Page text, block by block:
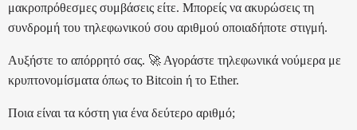
μακροπρόθεσμες συμβάσεις είτε. Μπορείς να ακυρώσεις τη
συνδρομή του τηλεφωνικού σου αριθμού οποιαδήποτε στιγμή.
Αυξήστε το απόρρητό σας. 🚀 Αγοράστε τηλεφωνικά νούμερα με
κρυπτονομίσματα όπως το Bitcoin ή το Ether.
Ποια είναι τα κόστη για ένα δεύτερο αριθμό;